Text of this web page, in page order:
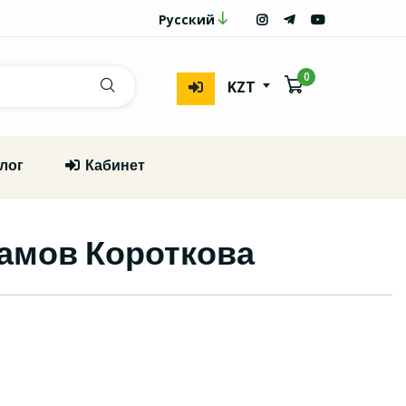
Русский
KZT
0
Кабинет
Короткова